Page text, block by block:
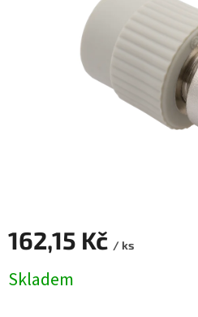
162,15 Kč / ks
cena:
Skladem